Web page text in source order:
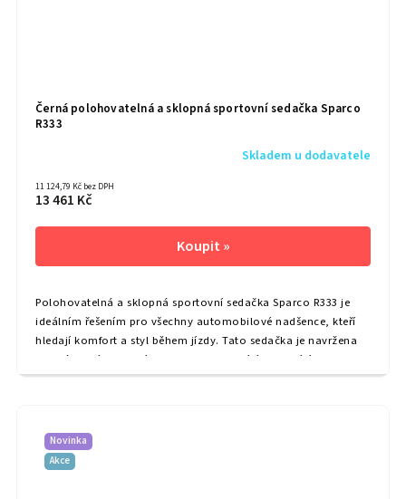
Černá polohovatelná a sklopná sportovní sedačka Sparco
R333
Skladem u dodavatele
11 124,79 Kč bez DPH
13 461 Kč
Polohovatelná a sklopná sportovní sedačka Sparco R333 je
ideálním řešením pro všechny automobilové nadšence, kteří
hledají komfort a styl během jízdy. Tato sedačka je navržena
pro závodní i osobní automobily a nabízí vynikající podporu
a stabilitu. S možností plynulé polohovatelnosti a sklopení se
Novinka
Akce